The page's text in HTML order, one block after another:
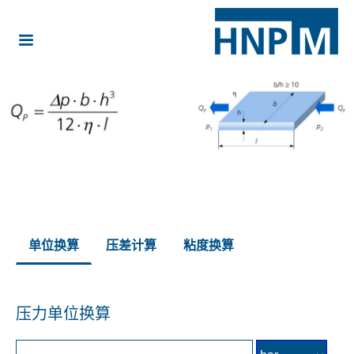
单位换算 压差计算 粘度换算
压力单位换算